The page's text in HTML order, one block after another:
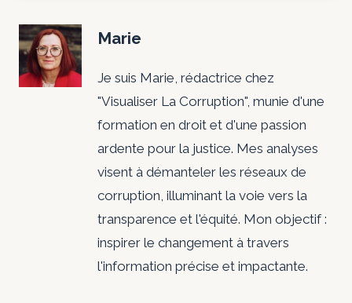
Marie
Je suis Marie, rédactrice chez
"Visualiser La Corruption", munie d'une
formation en droit et d'une passion
ardente pour la justice. Mes analyses
visent à démanteler les réseaux de
corruption, illuminant la voie vers la
transparence et l'équité. Mon objectif :
inspirer le changement à travers
l'information précise et impactante.